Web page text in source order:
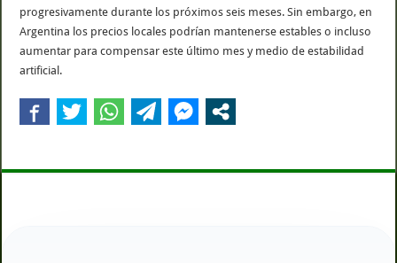
progresivamente durante los próximos seis meses. Sin embargo, en
Argentina los precios locales podrían mantenerse estables o incluso
aumentar para compensar este último mes y medio de estabilidad
artificial.